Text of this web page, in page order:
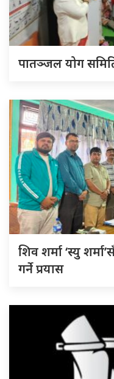
पातञ्जल योग
शिव शर्मा ‘स्यु
गर्ने प्रयास